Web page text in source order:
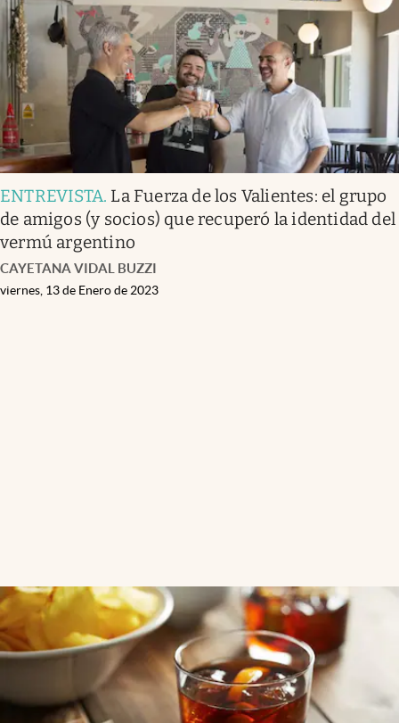
ENTREVISTA. La Fuerza de los Valientes: el grupo
de amigos (y socios) que recuperó la identidad del
vermú argentino
CAYETANA VIDAL BUZZI
viernes, 13 de Enero de 2023